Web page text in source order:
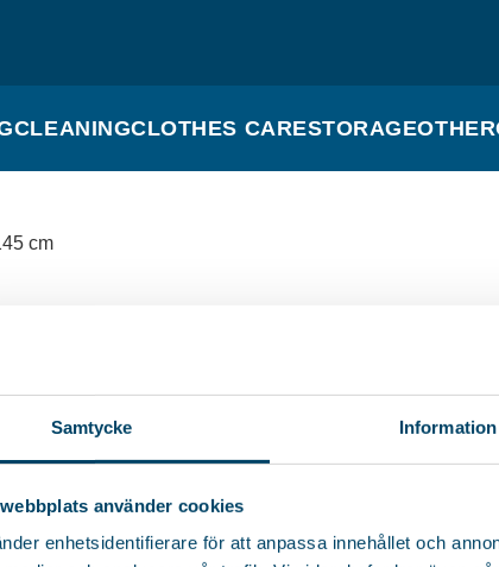
Samtycke Information
använder cookies
enhetsidentifierare för att anpassa innehållet och
CLEANINGCLOTHES CARESTORAGEOTHER
cm